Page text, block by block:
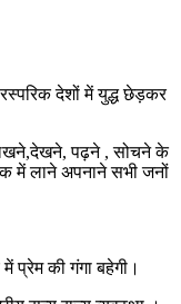
देशों में युद्ध छेड़कर
पढ़ने , सोचने के
में लाने अपनाने सभी जनों
प्रेम की गंगा बहेगी।